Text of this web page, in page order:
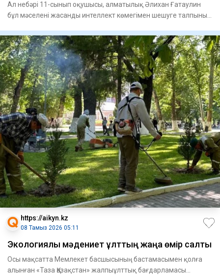
Ал небәрі 11-сынып оқушысы, алматылық Әлихан Ғатаулин
бұл мәселені жасанды интеллект көмегімен шешуге талпынып
https://aikyn.kz
08 Тамыз 2026 05:11
Экологиялық мәдениет ұлттың жаңа өмір салты
Осы мақсатта Мемлекет басшысының бастамасымен қолға
алынған «Таза Қазақстан» жалпыұлттық бағдарламасы